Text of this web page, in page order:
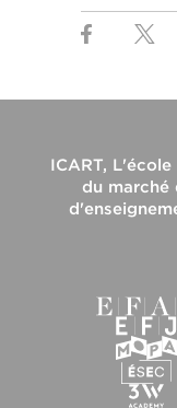
ICART,
du marché